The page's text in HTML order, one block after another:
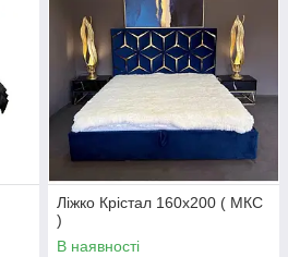
Ліжко Крістал 160х200 ( МКС
)
В наявності